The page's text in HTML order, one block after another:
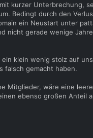
kurzer Unterbrechung,
Bedingt durch den
ein Neustart unter
nicht gerade wenige
ein klein wenig stolz auf
falsch gemacht haben.
Mitglieder, wäre eine
ebenso großen Anteil